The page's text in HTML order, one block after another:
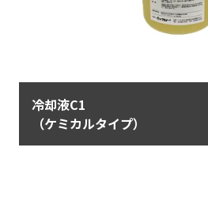
冷却液C1
（ケミカルタイプ）